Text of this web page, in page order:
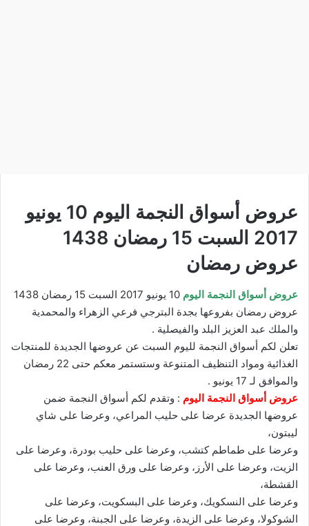
عروض أسواق النجمة اليوم 10 يونيو
2017 السبت 15 رمضان 1438
عروض رمضان
عروض أسواق النجمة اليوم
10 يونيو 2017 السبت 15 رمضان 1438
عروض رمضان بفروعها بجدة البترجي فرعي الزهراء والمحمدية
والملك عبد العزيز البلد والفيصلية .
تعلن لكم أسواق النجمة لليوم السبت عن عروضها الجديدة للمنتجات
الغذائية ومواد التنظيف المتنوعة وستستمر معكم حتى 22 رمضان
والموافق لـ 17 يونيو .
عروض أسواق النجمة اليوم : وتقدم لكم أسواق النجمة ضمن
عروضها الجديدة عرضا على حليب المراعي، وعرضا على شاي
ليبتون،
وعرضا على طماطم كتشب، وعرضا على حليب بودرة، وعرضا على
الزيت، وعرضا على الأرز، وعرضا على ورق العنب، وعرضا على
القشطة،
وعرضا على النسكويك، وعرضا على البسكويت، وعرضا على
الشوكولا، وعرضا على الزيدة، وعرضا على الجبنة، وعرضا على